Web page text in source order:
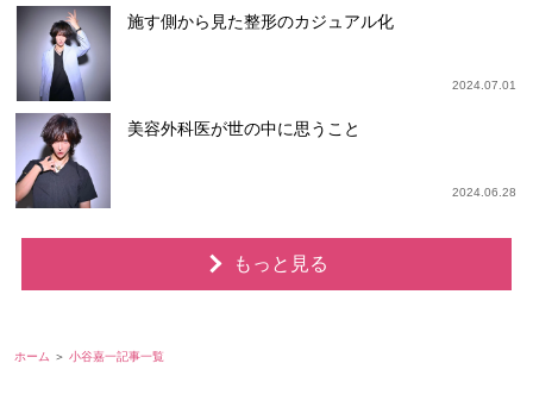
施す側から見た整形のカジュアル化
2024.07.01
美容外科医が世の中に思うこと
2024.06.28
もっと見る
ホーム 小谷嘉一記事一覧